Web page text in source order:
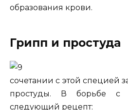
образования крови.
Грипп и простуда
сочетании с этой специей
простуды. В борьбе с
следующий рецепт: